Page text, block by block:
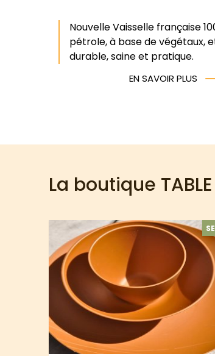
Nouvelle Vaisselle française
pétrole, à base de végétaux,
durable, saine et pratique.
EN SAVOIR PLUS
La boutique TABLE